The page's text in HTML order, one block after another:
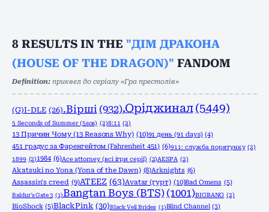
8 RESULTS IN THE "ДІМ ДРАКОНА
(HOUSE OF THE DRAGON)" FANDOM
Definition: приквел до серіалу «Гра престолів»
(G)I-DLE (26).Вірші (932).Оріджинал (5449)
5 Seconds of Summer (5sos) (2)8:11 (2)
13 Причин Чому (13 Reasons Why) (10)91 день (91 days) (4)
451 градус за Фаренгейтом (Fahrenheit 451) (6)911: служба порятунку (2)
1899 (2)1984 (6)Ace attorney (всі ігри серії) (2)AESPA (2)
Akatsuki no Yona (Yona of the Dawn) (8)Arknights (6)
Assassin's creed (9)ATEEZ (63)Avatar (гурт) (10)Bad Omens (5)
Baldur's Gate 3 (1)Bangtan Boys (BTS) (1001)BIGBANG (2)
BioShock (5)BlackPink (30)Black Veil Brides (1)Blind Channel (3)